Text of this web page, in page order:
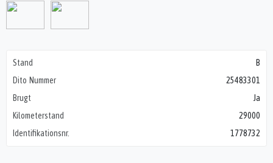
Stand
B
Dito Nummer
25483301
Brugt
Ja
Kilometerstand
29000
Identifikationsnr.
1778732